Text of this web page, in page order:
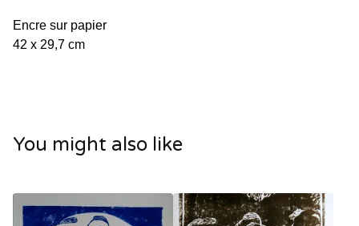
Encre sur papier
42 x 29,7 cm
You might also like